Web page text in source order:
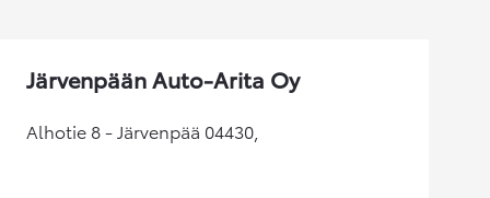
Järvenpään Auto-Arita Oy
Alhotie 8 - Järvenpää 04430,